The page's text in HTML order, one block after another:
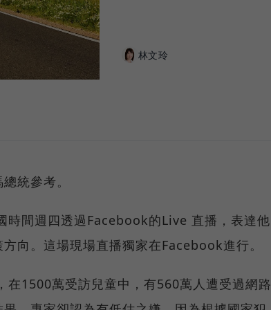
林文玲
統參考。
時間週四透過Facebook的Live 直播，表達他
向。這場現場直播獨家在Facebook進行。
在1500萬受訪兒童中，有560萬人遭受過網路